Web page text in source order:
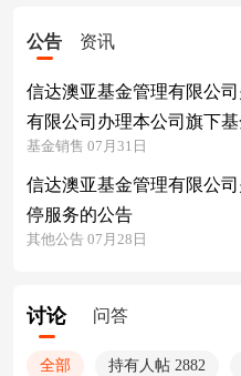
公告 资讯
信达澳亚基金管理有限公
有限公司办理本公司旗下
基金销售 07月31日
信达澳亚基金管理有限公
停服务的公告
其他公告 07月28日
讨论 问答
全部 持有人帖 2882